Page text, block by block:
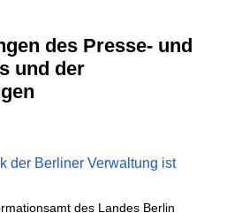
und der
der Berliner Verwaltung ist
des Landes Berlin